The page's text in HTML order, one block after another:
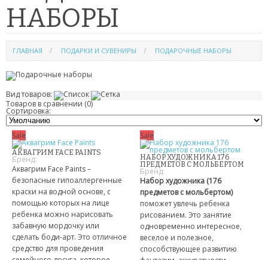
УХОД ЗА ВОЛОСАМИ
КОСМЕТИЧЕКСКИЕ МАСКИ
КОРЕЙСКАЯ КОСМЕТИКА
КОСМЕТИЧКИ
МАСКИ ОТ ЧЕРНЫХ ТОЧЕК
ПУЗЫРЬКОВЫЕ МАСКИ
ТКАНЕВЫЕ МАСКИ
СКРАБЫ
НАБОРЫ
ГЛАВНАЯ ПОДАРКИ И СУВЕНИРЫ ПОДАРОЧНЫЕ НАБОРЫ
Вид товаров:
Товаров в сравнении (0)
Сортировка:
Sale
АКВАГРИМ FACE PAINTS
Бренд:
Аквагрим Face Paints –
безопасные гипоаллергенные
краски на водной основе, с
помощью которых на лице
ребенка можно нарисовать
забавную мордочку или
сделать боди-арт. Это отличное
средство для проведения
Sale
НАБОР ХУДОЖНИКА 176
ПРЕДМЕТОВ С МОЛЬБЕРТОМ
Бренд:
Набор художника (176
предметов с мольбертом)
поможет увлечь ребенка
рисованием. Это занятие
одновременно интересное,
веселое и полезное,
способствующее развитию